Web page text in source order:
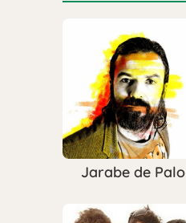
Jarabe de Palo